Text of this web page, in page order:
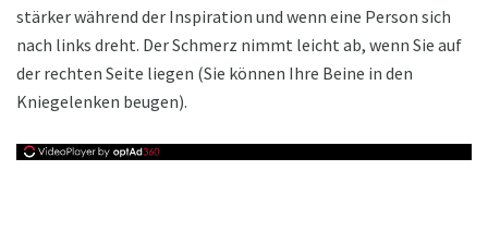
stärker während der Inspiration und wenn eine Person sich
nach links dreht. Der Schmerz nimmt leicht ab, wenn Sie auf
der rechten Seite liegen (Sie können Ihre Beine in den
Kniegelenken beugen).